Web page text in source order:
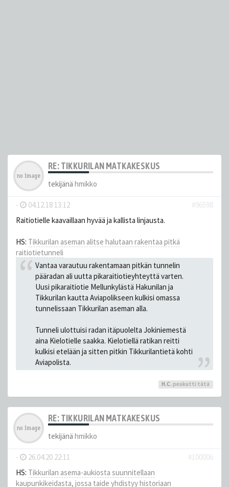
RE: TIKKURILAN MATKAKESKUS
tekijänä hmikko
- 04.12.18 13:12
#96598
Raitiotielle kaavaillaan hyvää ja kallista linjausta.
HS: Tikkurilan aseman alitse halutaan rakentaa pitkä
raitiotietunneli
Vantaa varautuu rakentamaan pitkän tunnelin
pääradan ali uutta pikaraitiotie­yhteyttä varten.
Uusi pikaraitiotie Mellunkylästä Hakunilan ja
Tikkurilan kautta Aviapolikseen kulkisi omassa
tunnelissaan Tikkurilan aseman alla.
Tunneli ulottuisi radan itäpuolelta Jokiniemestä
aina Kielotielle saakka. Kielotiellä ratikan reitti
kulkisi etelään ja sitten pitkin Tikkurilantietä kohti
Aviapolista.
H.C. peukutti tätä
RE: TIKKURILAN MATKAKESKUS
tekijänä hmikko
- 26.04.20 22:11
#100006
HS: Tikkurilan asema-aukiosta suunnitellaan
kaupunkikeidasta, jossa taide yhdistyy historiaan